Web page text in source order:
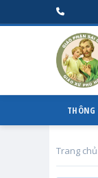
Trang chủ